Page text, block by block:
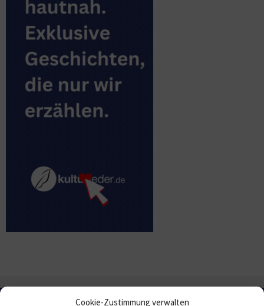
Cookie-Zustimmung verwalten